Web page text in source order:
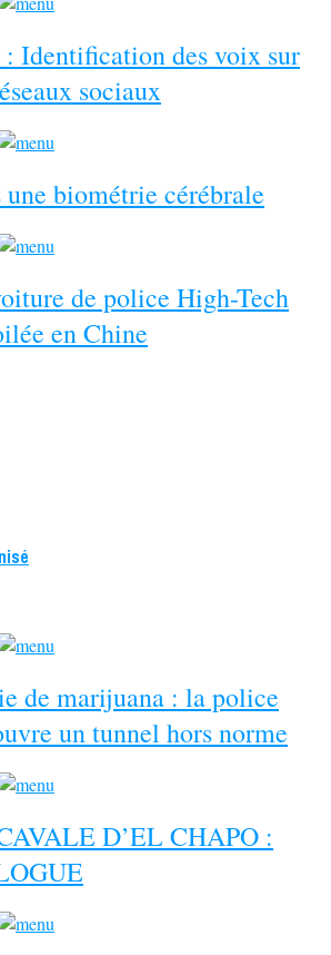
: Identification des voix sur
sociaux
une biométrie cérébrale
de police High-Tech
en Chine
de marijuana : la police
un tunnel hors norme
D’EL CHAPO :